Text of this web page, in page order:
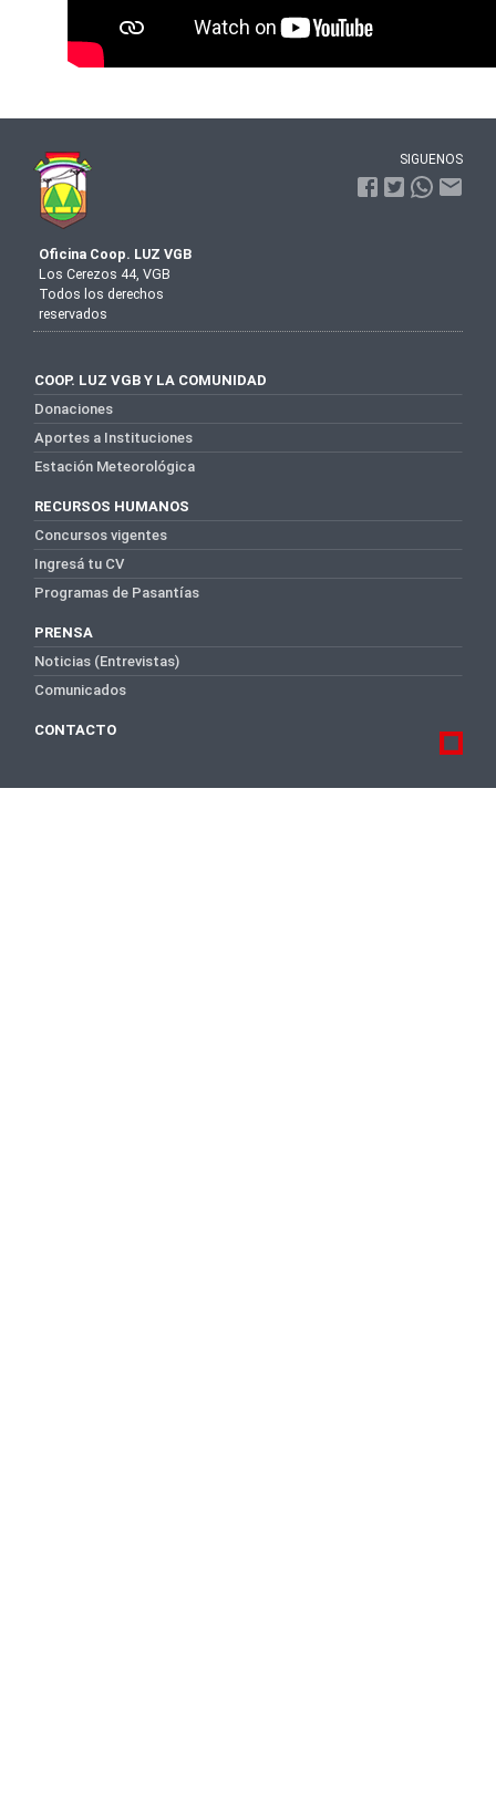
Oficina Coop. LUZ VGB
Los Cerezos 44, VGB
Todos los derechos
reservados
SIGUENOS
COOP. LUZ VGB Y LA COMUNIDAD
Donaciones
Aportes a Instituciones
Estación Meteorológica
RECURSOS HUMANOS
Concursos vigentes
Ingresá tu CV
Programas de Pasantías
PRENSA
Noticias (Entrevistas)
Comunicados
CONTACTO